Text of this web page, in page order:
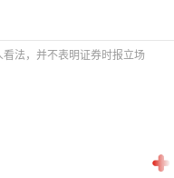
法，并不表明证券时报立场